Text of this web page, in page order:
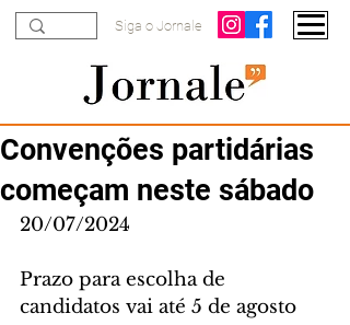
Siga o Jornale
Convenções partidárias
começam neste sábado
20/07/2024
Prazo para escolha de
candidatos vai até 5 de agosto